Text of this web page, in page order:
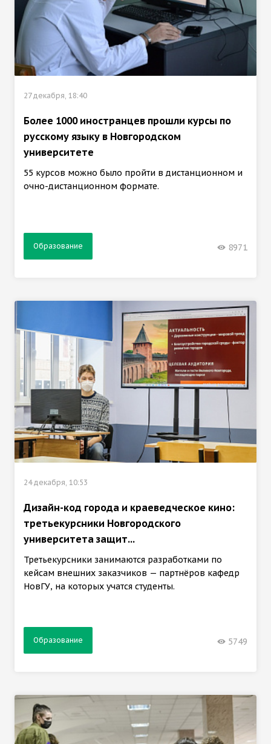
27 декабря, 18:40
Более 1000 иностранцев прошли курсы по
русскому языку в Новгородском
университете
55 курсов можно было пройти в дистанционном и
очно-дистанционном формате.
Образование 8971
24 декабря, 10:53
Дизайн-код города и краеведческое кино:
третьекурсники Новгородского
университета защит...
Третьекурсники занимаются разработками по
кейсам внешних заказчиков — партнёров кафедр
НовГУ, на которых учатся студенты.
Образование 5749